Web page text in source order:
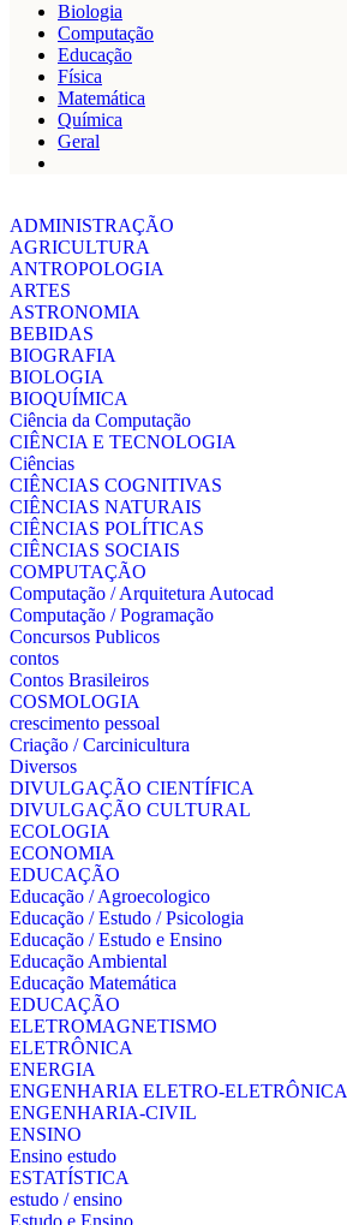
Biologia
Computação
Educação
Física
Matemática
Química
Geral
ADMINISTRAÇÃO
AGRICULTURA
ANTROPOLOGIA
ARTES
ASTRONOMIA
BEBIDAS
BIOGRAFIA
BIOLOGIA
BIOQUÍMICA
Ciência da Computação
CIÊNCIA E TECNOLOGIA
Ciências
CIÊNCIAS COGNITIVAS
CIÊNCIAS NATURAIS
CIÊNCIAS POLÍTICAS
CIÊNCIAS SOCIAIS
COMPUTAÇÃO
Computação / Arquitetura Autocad
Computação / Pogramação
Concursos Publicos
contos
Contos Brasileiros
COSMOLOGIA
crescimento pessoal
Criação / Carcinicultura
Diversos
DIVULGAÇÃO CIENTÍFICA
DIVULGAÇÃO CULTURAL
ECOLOGIA
ECONOMIA
EDUCAÇÃO
Educação / Agroecologico
Educação / Estudo / Psicologia
Educação / Estudo e Ensino
Educação Ambiental
Educação Matemática
EDUCAÇÃO
ELETROMAGNETISMO
ELETRÔNICA
ENERGIA
ENGENHARIA ELETRO-ELETRÔNICA
ENGENHARIA-CIVIL
ENSINO
Ensino estudo
ESTATÍSTICA
estudo / ensino
Estudo e Ensino